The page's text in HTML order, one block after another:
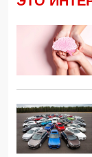
обвинений в
ВС РФ взяли
области
14:04, 08.08.2026
Прогноз
14:00,
Никол
12:48, 08.08.2026
СМИ: США ищут